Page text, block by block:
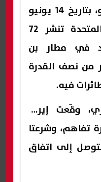
الوزراء بنيامين نتنياهو، بتاريخ 14 يونيو
الجاري، إن الولايات المتحدة تنشر 72
في مطار بن
من نصف القدرة
فيه.
وقّعت إيران
تفاهم، وشرعتا
إلى اتفاق